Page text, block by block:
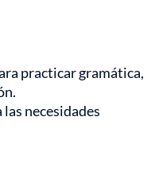
practicar gramática,
necesidades